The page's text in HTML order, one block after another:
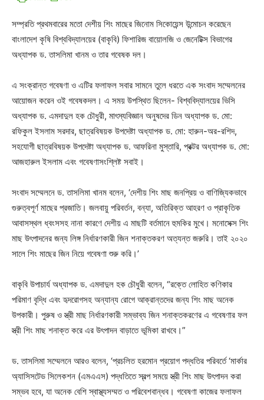
সম্প্রতি প্রথমবারের মতো দেশীয় শিং মাছের জিনোম সিকোয়েন্স উন্মোচন করেছেন
বাংলাদেশ কৃষি বিশ্ববিদ্যালয়ের (বাকৃবি) ফিশারিজ বায়োলজি ও জেনেটিক্স বিভাগের
অধ্যাপক ড. তাসলিমা খানম ও তার গবেষক দল।
এ সংক্রান্ত গবেষণা ও এটির ফলাফল সবার সামনে তুলে ধরতে এক সংবাদ সম্মেলনের
আয়োজন করেন ওই গবেষকদল। এ সময় উপস্থিত ছিলেন- বিশ্ববিদ্যালয়ের ভিসি
অধ্যাপক ড. এমদাদুল হক চৌধুরী, মাৎস্যবিজ্ঞান অনুষদের ডিন অধ্যাপক ড. মো:
রফিকুল ইসলাম সরদার, ছাত্রবিষয়ক উপদেষ্টা অধ্যাপক ড. মো: হারুন-অর-রশিদ,
সহযোগী ছাত্রবিষয়ক উপদেষ্টা অধ্যাপক ড. আফরিনা মুস্তারি, প্রক্টর অধ্যাপক ড. মো:
আজহারুল ইসলাম এবং গবেষণাসংশ্লিষ্ট সবাই।
সংবাদ সম্মেলনে ড. তাসলিমা খানম বলেন, ‘দেশীয় শিং মাছ জনপ্রিয় ও বাণিজ্যিকভাবে
গুরুত্বপূর্ণ মাছের প্রজাতি। জলবায়ু পরিবর্তন, বন্যা, অতিরিক্ত আহরণ ও প্রাকৃতিক
আবাসস্থল ধ্বংসসহ নানা কারণে দেশীয় এ মাছটি বর্তমানে হুমকির মুখে। মনোসেক্স শিং
মাছ উৎপাদনের জন্য লিঙ্গ নির্ধারণকারী জিন শনাক্তকরণ অত্যন্ত জরুরি। তাই ২০২০
সালে শিং মাছের জিন নিয়ে গবেষণা শুরু করি।’
বাকৃবি উপাচার্য অধ্যাপক ড. এমদাদুল হক চৌধুরী বলেন, “রক্তে লোহিত কণিকার
পরিমাণ বৃদ্ধি এবং হৃদরোগসহ অন্যান্য রোগে আক্রান্তদের জন্য শিং মাছ অনেক
উপকারী। পুরুষ ও স্ত্রী মাছ নির্ধারণকারী সম্ভাব্য জিন শনাক্তকরণের এ গবেষণার ফল
স্ত্রী শিং মাছ শনাক্ত করে এর উৎপাদন বাড়াতে ভূমিকা রাখবে।”
ড. তাসলিমা সম্মেলনে আরও বলেন, ‘প্রচলিত হরমোন প্রয়োগ পদ্ধতির পরিবর্তে ‘মার্কার
অ্যাসিসটেড সিলেকশন (এমএএস) পদ্ধতিতে স্বল্প সময়ে স্ত্রী শিং মাছ উৎপাদন করা
সম্ভব হবে, যা অনেক বেশি স্বাস্থ্যসম্মত ও পরিবেশবান্ধব। গবেষণা কাজের ফলাফল